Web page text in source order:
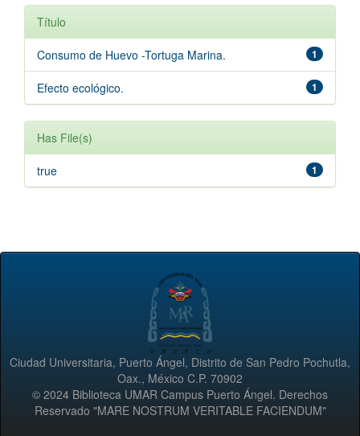
Título
1
Consumo de Huevo -Tortuga Marina.
1
Efecto ecológico.
Has File(s)
1
true
Ciudad Universitaria, Puerto Ángel, Distrito de San Pedro Pochutla,
Oax., México C.P. 70902
© 2024 Biblioteca UMAR Campus Puerto Ángel. Derechos
Reservado "MARE NOSTRUM VERITABLE FACIENDUM"